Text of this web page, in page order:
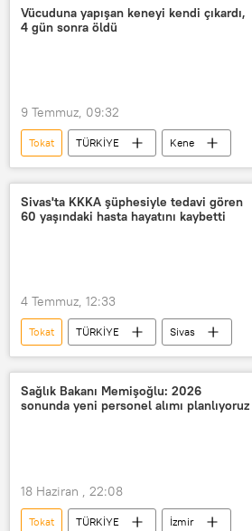
MasterChef
İstanbul
İstanbul Cumhuriyet Başsavcılığı
Vücuduna yapışan keneyi kendi çıkardı,
4 gün sonra öldü
9 Temmuz, 09:32
Tokat TÜRKİYE
Kene
Kırım Kongo Kanamalı Ateşi (KKKA)
Sivas'ta KKKA şüphesiyle tedavi gören
60 yaşındaki hasta hayatını kaybetti
4 Temmuz, 12:33
Tokat TÜRKİYE
Sivas
Türkiye
Kene
Kırım Kongo Kanamalı Ateşi (KKKA)
Sağlık Bakanı Memişoğlu: 2026
sonunda yeni personel alımı planlıyoruz
18 Haziran , 22:08
Tokat TÜRKİYE
İzmir